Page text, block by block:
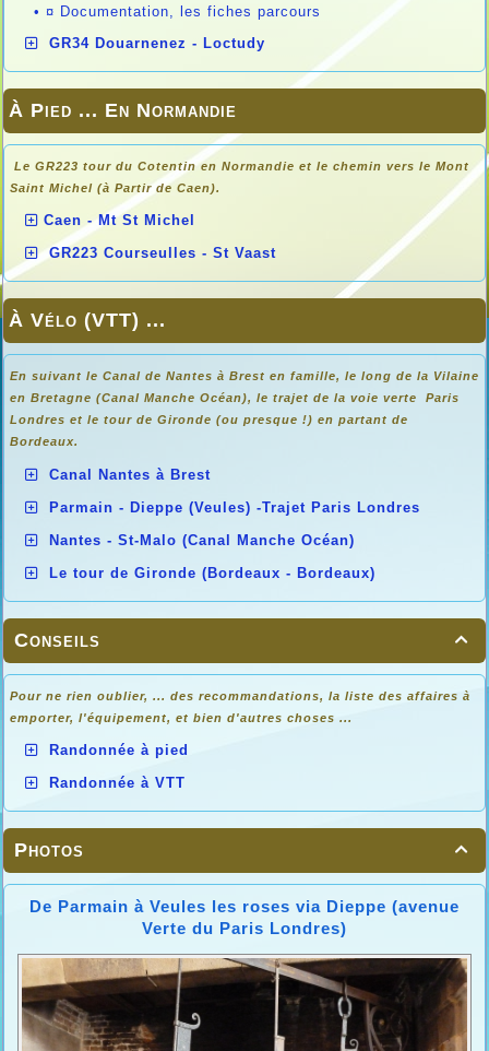
• ¤ Documentation, les fiches parcours
GR34 Douarnenez - Loctudy
À Pied ... En Normandie
Le GR223 tour du Cotentin en Normandie et le chemin vers le Mont
Saint Michel (à Partir de Caen).
Caen - Mt St Michel
GR223 Courseulles - St Vaast
À Vélo (VTT) ...
En suivant le Canal de Nantes à Brest en famille, le long de la Vilaine
en Bretagne (Canal Manche Océan), le trajet de la voie verte Paris
Londres et le tour de Gironde (ou presque !) en partant de
Bordeaux.
Canal Nantes à Brest
Parmain - Dieppe (Veules) -Trajet Paris Londres
Nantes - St-Malo (Canal Manche Océan)
Le tour de Gironde (Bordeaux - Bordeaux)

Conseils
Pour ne rien oublier, ... des recommandations, la liste des affaires à
emporter, l'équipement, et bien d'autres choses ...
Randonnée à pied
Randonnée à VTT

Photos
De Parmain à Veules les roses via Dieppe (avenue
Verte du Paris Londres)